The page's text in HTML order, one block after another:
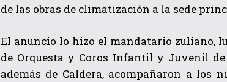
de las obras de climatización a la sede
El anuncio lo hizo el mandatario zuliano,
de Orquesta y Coros Infantil y Juvenil
además de Caldera, acompañaron a los